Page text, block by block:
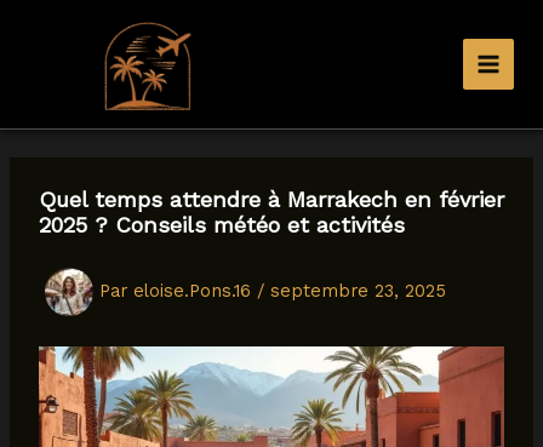
Aller
contenuQuel temps attendre à Marrakech en février
2025 ? Conseils météo et activités
Par eloise.Pons.16 / septembre 23, 2025